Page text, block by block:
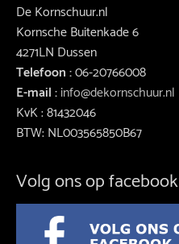
De Kornschuur.nl
Kornsche Buitenkade 6
4271LN Dussen
Telefoon :06-20766008
E-mail :info@dekornschuur.nl
KvK : 81432046
BTW: NL003565850B67
Volg ons op facebook